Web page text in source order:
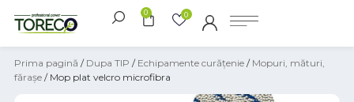
0 0
Prima pagină / Dupa TIP / Echipamente curățenie / Mopuri, mături,
fărașe / Mop plat velcro microfibra